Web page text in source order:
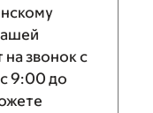
звонок с
9:00 до